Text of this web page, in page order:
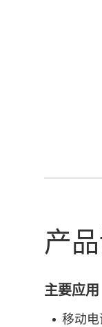
产
主要应用
移动